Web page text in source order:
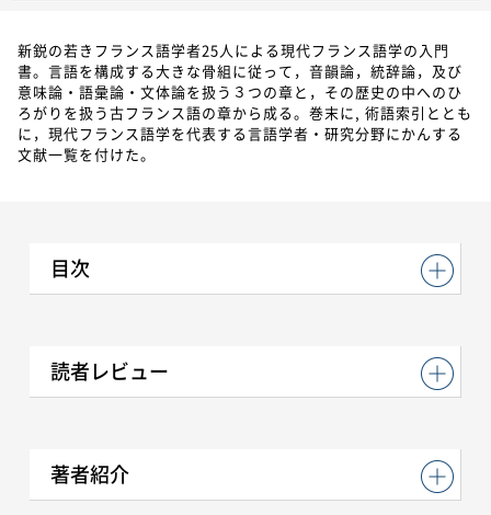
新鋭の若きフランス語学者25人による現代フランス語学の入門
書。言語を構成する大きな骨組に従って，音韻論，統辞論，及び
意味論・語彙論・文体論を扱う３つの章と，その歴史の中へのひ
ろがりを扱う古フランス語の章から成る。巻末に, 術語索引ととも
に，現代フランス語学を代表する言語学者・研究分野にかんする
文献一覧を付けた。
目次
読者レビュー
著者紹介